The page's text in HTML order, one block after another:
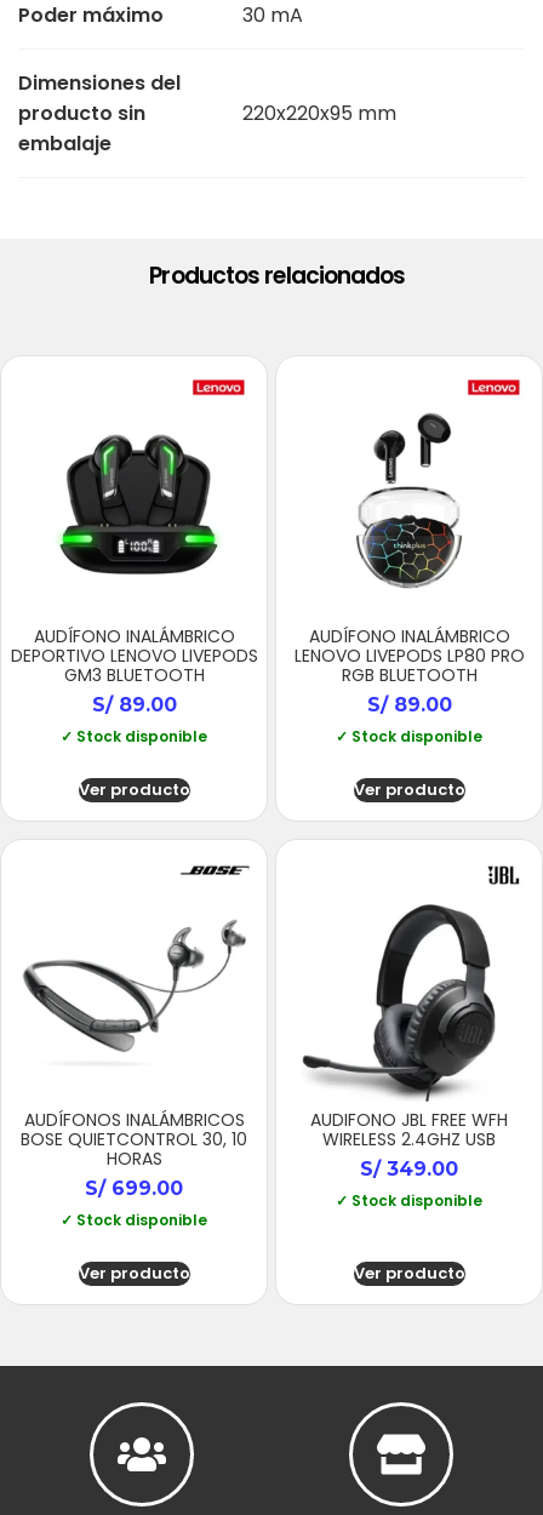
Poder máximo 30 mA
Dimensiones del
producto sin
embalaje
220x220x95 mm
Productos relacionados
AUDÍFONO INALÁMBRICO
DEPORTIVO LENOVO LIVEPODS
GM3 BLUETOOTH
S/89.00
✓ Stock disponible
Ver producto
AUDÍFONO INALÁMBRICO
LENOVO LIVEPODS LP80 PRO
RGB BLUETOOTH
S/89.00
✓ Stock disponible
Ver producto
AUDÍFONOS INALÁMBRICOS
BOSE QUIETCONTROL 30, 10
HORAS
S/699.00
✓ Stock disponible
Ver producto
AUDIFONO JBL FREE WFH
WIRELESS 2.4GHZ USB
S/349.00
✓ Stock disponible
Ver producto